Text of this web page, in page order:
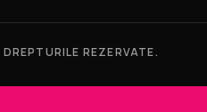
REZERVATE.